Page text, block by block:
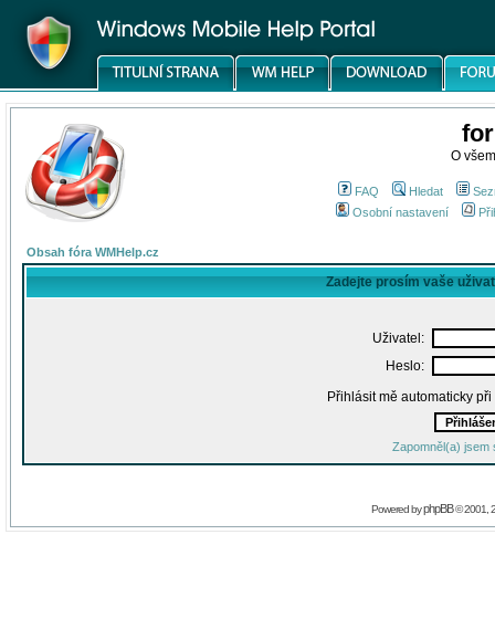
O
FAQ Hledat
Osobní nastavení
Obsah fóra WMHelp.cz
Zadejte prosím vaše
Uživatel:
Heslo:
Přihlásit mě automaticky
Zapomněl(a) jsem
Powered byphpBB© 2001,